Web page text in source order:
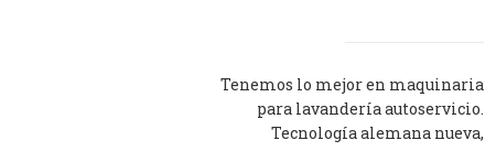
Tenemos lo mejor en maquinaria
para lavandería autoservicio.
Tecnología alemana nueva,